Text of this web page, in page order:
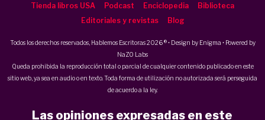
Tienda libros USA Podcast Enciclopedia
Biblioteca
Editoriales y revistas
Blog
Todos los derechos reservados, Hablemos Escritoras 2026 ® • Design by Enigma • Powered by
NaZO Labs
Queda prohibida la reproducción total o parcial de cualquier contenido publicado en este
sitio web, ya sea en audio o en texto. Toda forma de utilización no autorizada será perseguida
de acuerdo a la ley.
Las opiniones expresadas en este